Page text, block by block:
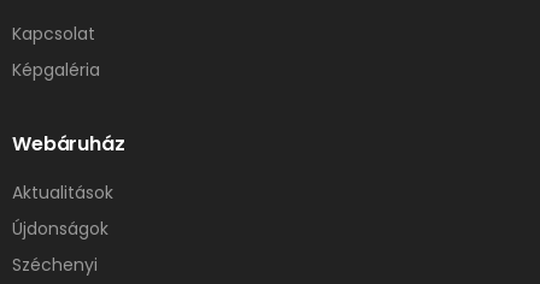
Kapcsolat
Képgaléria
Webáruház
Aktualitások
Újdonságok
Széchenyi